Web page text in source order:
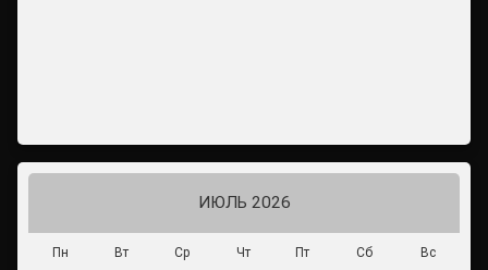
ИЮЛЬ 2026
Пн Вт Ср Чт Пт Сб Вс